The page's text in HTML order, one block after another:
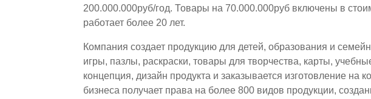
200.000.000руб/год. Товары на 70.000.000руб включены в
работает более 20 лет.
Компания создает продукцию для детей, образования и
игры, пазлы, раскраски, товары для творчества, карты,
концепция, дизайн продукта и заказывается изготовление на
бизнеса получает права на более 800 видов продукции,